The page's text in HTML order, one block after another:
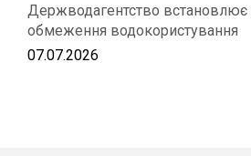
Держводагентство встановлює
обмеження водокористування
07.07.2026